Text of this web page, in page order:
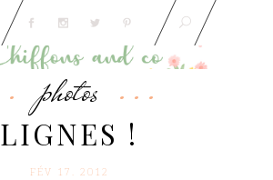
photos
LIGNES !
FÉV 17. 2012